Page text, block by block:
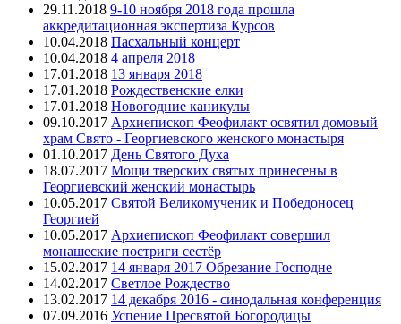
29.11.2018 9-10 ноября 2018 года прошла
аккредитационная экспертиза Курсов
10.04.2018 Пасхальный концерт
10.04.2018 4 апреля 2018
17.01.2018 13 января 2018
17.01.2018 Рождественские елки
17.01.2018 Новогодние каникулы
09.10.2017 Архиепископ Феофилакт освятил домовый
храм Свято - Георгиевского женского монастыря
01.10.2017 День Святого Духа
18.07.2017 Мощи тверских святых принесены в
Георгиевский женский монастырь
10.05.2017 Святой Великомученик и Победоносец
Георгией
10.05.2017 Архиепископ Феофилакт совершил
монашеские постриги сестёр
15.02.2017 14 января 2017 Обрезание Господне
14.02.2017 Светлое Рождество
13.02.2017 14 декабря 2016 - синодальная конференция
07.09.2016 Успение Пресвятой Богородицы